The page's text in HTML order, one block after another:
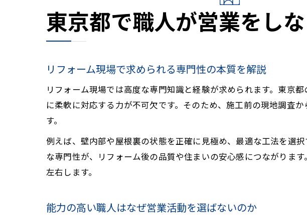
現地調査から
営業職が現場
営業職と職人の役
リフォーム業
リフォーム営
職人経験が営
東京都で職人が営業をし
リフォーム現場で求められる専門性の本質を解説
リフォーム現場では高度な専門知識と経験が求められます。東京
に柔軟に対応する力が不可欠です。そのため、施工前の現地調査
す。
例えば、壁内部や屋根裏の状態を正確に見極め、最適な工法を選
な専門性が、リフォーム後の品質や住まいの安心感につながりま
左右します。
能力の高い職人はなぜ営業活動を選ばないのか